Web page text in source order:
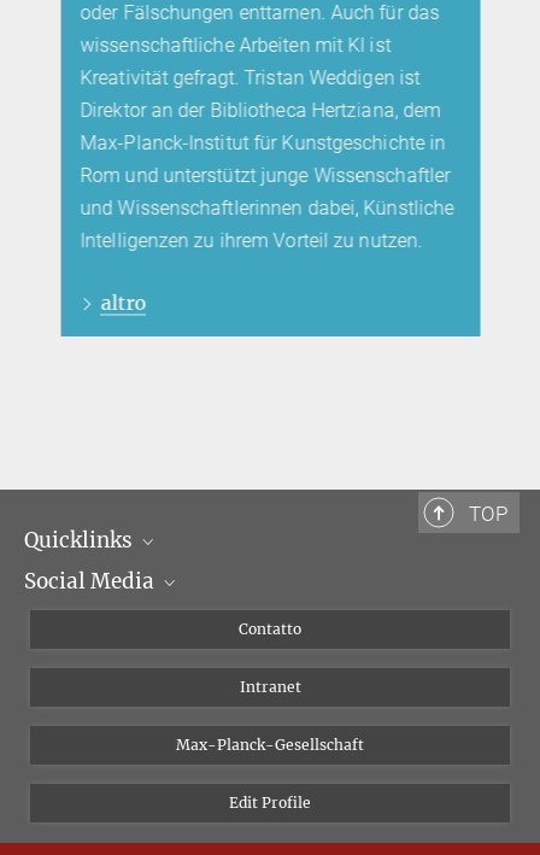
oder Fälschungen enttarnen. Auch für das
wissenschaftliche Arbeiten mit KI ist
Kreativität gefragt. Tristan Weddigen ist
Direktor an der Bibliotheca Hertziana, dem
Max-Planck-Institut für Kunstgeschichte in
Rom und unterstützt junge Wissenschaftler
und Wissenschaftlerinnen dabei, Künstliche
Intelligenzen zu ihrem Vorteil zu nutzen.
altro
TOP
Quicklinks
Dipartimenti di ricerca
Social Media
Instagram
Bluesky
Vimeo
Newsletter
Contatto
Intranet
Max-Planck-Gesellschaft
Edit Profile